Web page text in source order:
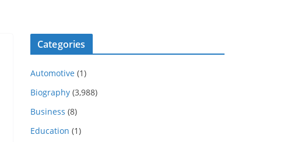
Categories
Automotive (1)
Biography (3,988)
Business (8)
Education (1)